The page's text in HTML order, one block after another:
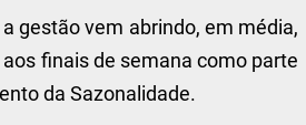
gestão vem abrindo, em média,
finais de semana como parte
da Sazonalidade.